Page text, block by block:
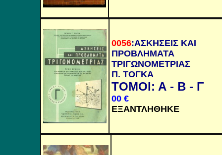
0056:ΑΣΚΗΣΕΙΣ ΚΑΙ
ΠΡΟΒΛΗΜΑΤΑ
ΤΡΙΓΩΝΟΜΕΤΡΙΑΣ
Π. ΤΟΓΚΑ
ΤΟΜΟΙ: Α - Β - Γ
00 €
ΕΞΑΝΤΛΗΘΗΚΕ